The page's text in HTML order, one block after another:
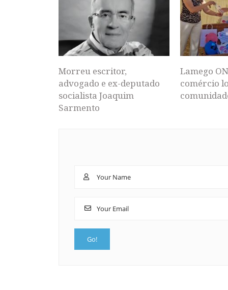
Morreu escritor,
advogado e ex-deputado
socialista Joaquim
Sarmento
Lamego
comércio